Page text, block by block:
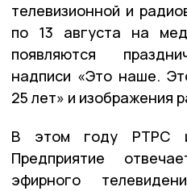
телевизионной и
по 13 августа на
появляются
надписи «Это наше.
25 лет» и изображения
В этом году РТРС
Предприятие
эфирного